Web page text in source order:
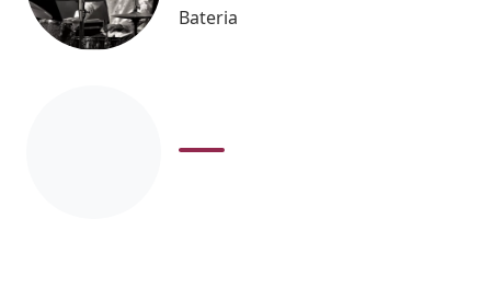
Bateria